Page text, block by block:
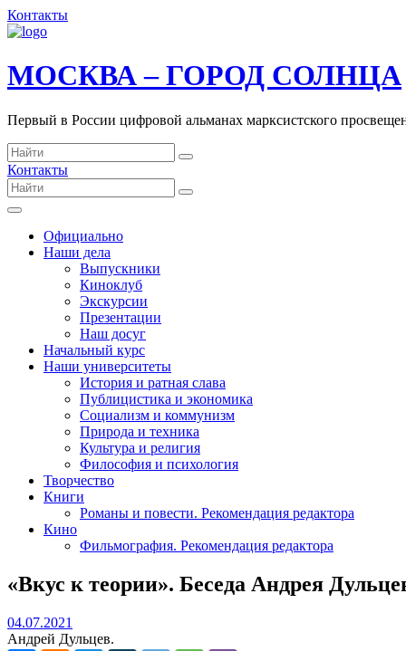
Контакты
МОСКВА – ГОРОД СОЛНЦА
Первый в России цифровой альманах марксистского
Контакты
Официально
Наши дела
Выпускники
Киноклуб
Экскурсии
Презентации
Наш досуг
Начальный курс
Наши университеты
История и ратная слава
Публицистика и экономика
Социализм и коммунизм
Природа и техника
Культура и религия
Философия и психология
Творчество
Книги
Романы и повести. Рекомендация редактора
Кино
Фильмография. Рекомендация редактора
«Вкус к теории». Беседа Андрея
04.07.2021
Андрей Дульцев.